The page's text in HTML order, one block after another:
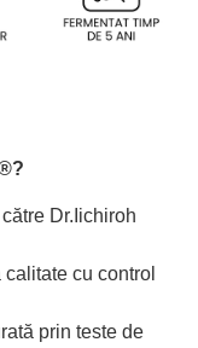
?
Dr.Iichiroh
cu control
prin teste de